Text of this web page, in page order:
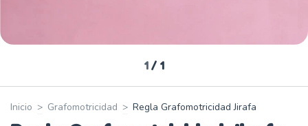
1 / 1
Inicio > Grafomotricidad > Regla Grafomotricidad Jirafa